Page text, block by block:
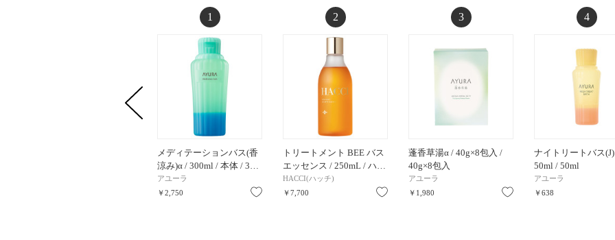
1
メディテーションバス(香
涼み)α / 300ml / 本体 / 3…
アユーラ
￥2,750
お気に入り
2
トリートメント BEE バス
エッセンス / 250mL / ハ…
HACCI(ハッチ)
￥7,700
お気に入り
3
蓬香草湯α / 40g×8包入 /
40g×8包入
アユーラ
￥1,980
お気に入り
4
ナイトリートバス
50ml / 50ml
アユーラ
￥638